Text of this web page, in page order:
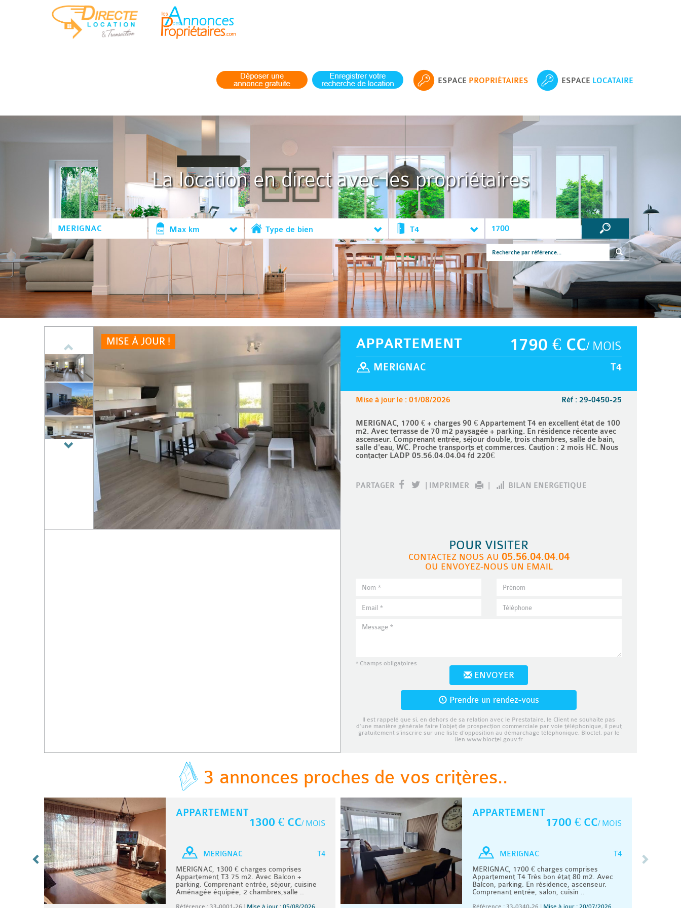
ESPACE PROPRIÉTAIRES ESPACE LOCATAIRE
La location en direct avec les propriétaires
Max km Type de bien T4
MISE À JOUR ! 1790 € CC/ MOIS
APPARTEMENT
T4
MERIGNAC
Réf : 29-0450-25
Mise à jour le : 01/08/2026
MERIGNAC, 1700 € + charges 90 € Appartement T4 en excellent état de 100
m2. Avec terrasse de 70 m2 paysagée + parking. En résidence récente avec
ascenseur. Comprenant entrée, séjour double, trois chambres, salle de bain,
salle d'eau, WC. Proche transports et commerces. Caution : 2 mois HC. Nous
contacter LADP 05.56.04.04.04 fd 220€
PARTAGER IMPRIMER BILAN ENERGETIQUE
POUR VISITER
CONTACTEZ NOUS AU 05.56.04.04.04
OU ENVOYEZ-NOUS UN EMAIL
* Champs obligatoires
ENVOYER
Prendre un rendez-vous
Il est rappelé que si, en dehors de sa relation avec le Prestataire, le Client ne souhaite pas
d’une manière générale faire l’objet de prospection commerciale par voie téléphonique, il peut
gratuitement s’inscrire sur une liste d’opposition au démarchage téléphonique, Bloctel, par le
lien www.bloctel.gouv.fr
3 annonces proches de vos critères..
APPARTEMENT
1300 € CC/ MOIS
T4
MERIGNAC
MERIGNAC, 1300 € charges comprises
Appartement T3 75 m2. Avec Balcon +
parking. Comprenant entrée, séjour, cuisine
Aménagée équipée, 2 chambres,salle ..
Référence : 33-0001-26 Mise à jour : 05/08/2026
APPARTEMENT
1700 € CC/ MOIS
T4
MERIGNAC
MERIGNAC, 1700 € charges comprises
Appartement T4 Très bon état 80 m2. Avec
Balcon, parking. En résidence, ascenseur.
Comprenant entrée, salon, cuisin ..
Référence : 33-0340-26 Mise à jour : 20/07/2026